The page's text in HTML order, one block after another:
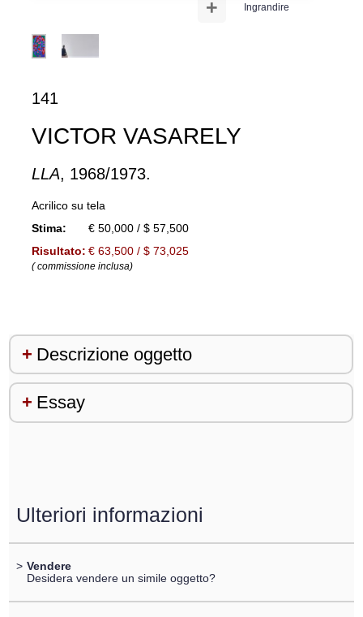
Ingrandire
+
141
VICTOR VASARELY
LLA, 1968/1973.
Acrilico su tela
Stima:
€ 50,000 / $ 57,500
Risultato: € 63,500 / $ 73,025
( commissione inclusa)
Descrizione oggetto
Essay
Ulteriori informazioni
> Vendere
Desidera vendere un simile oggetto?